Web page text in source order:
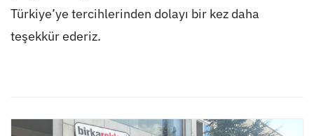
Türkiye’ye tercihlerinden dolayı bir kez daha
teşekkür ederiz.